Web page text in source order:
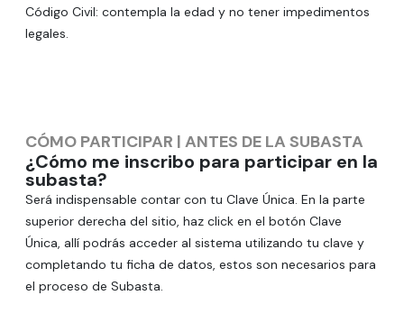
Código Civil: contempla la edad y no tener impedimentos
legales.
CÓMO PARTICIPAR | ANTES DE LA SUBASTA
¿Cómo me inscribo para participar en la
subasta?
Será indispensable contar con tu Clave Única. En la parte
superior derecha del sitio, haz click en el botón Clave
Única, allí podrás acceder al sistema utilizando tu clave y
completando tu ficha de datos, estos son necesarios para
el proceso de Subasta.